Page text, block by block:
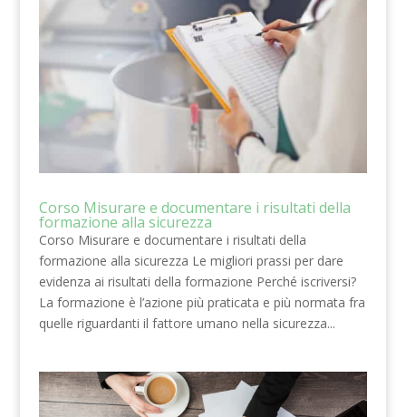
Corso Misurare e documentare i risultati della
formazione alla sicurezza
Corso Misurare e documentare i risultati della
formazione alla sicurezza Le migliori prassi per dare
evidenza ai risultati della formazione Perché iscriversi?
La formazione è l’azione più praticata e più normata fra
quelle riguardanti il fattore umano nella sicurezza...